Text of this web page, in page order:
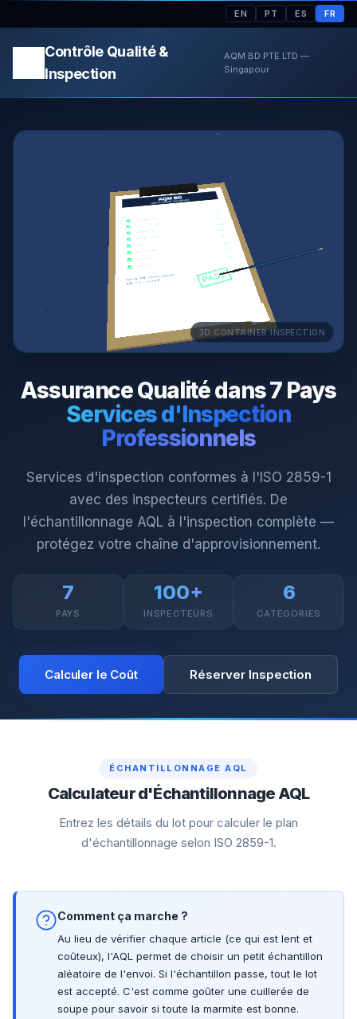
EN PT ES FR
Contrôle Qualité &
Inspection
AQM BD PTE LTD —
Singapour
Assurance Qualité dans 7 Pays
Services d'Inspection
Professionnels
Services d'inspection conformes à l'ISO 2859-1
avec des inspecteurs certifiés. De
l'échantillonnage AQL à l'inspection complète —
protégez votre chaîne d'approvisionnement.
7
PAYS
100+
INSPECTEURS
6
CATÉGORIES
Calculer le Coût Réserver Inspection
3D CONTAINER INSPECTION
ÉCHANTILLONNAGE AQL
Calculateur d'Échantillonnage AQL
Entrez les détails du lot pour calculer le plan
d'échantillonnage selon ISO 2859-1.
Comment ça marche ?
Au lieu de vérifier chaque article (ce qui est lent et
coûteux), l'AQL permet de choisir un petit échantillon
aléatoire de l'envoi. Si l'échantillon passe, tout le lot
est accepté. C'est comme goûter une cuillerée de
soupe pour savoir si toute la marmite est bonne.